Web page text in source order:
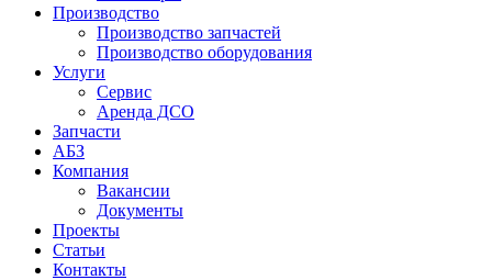
Производство
Производство запчастей
Производство оборудования
Услуги
Сервис
Аренда ДСО
Запчасти
АБЗ
Компания
Вакансии
Документы
Проекты
Статьи
Контакты